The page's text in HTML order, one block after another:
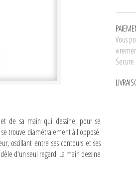
de sa main qui dessine, pour se
trouve diamétralement à l'opposé.
oscillant entre ses contours et ses
d'un seul regard. La main dessine
Vous
Secure